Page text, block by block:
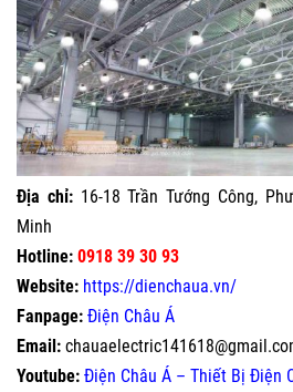
Địa chỉ:16-18 Trần Tướng Công,
Minh
Hotline: 0918 39 30 93
Website: https://dienchaua.vn/
Fanpage: Điện Châu Á
Email:
Youtube: Điện Châu Á – Thiết Bị Điện